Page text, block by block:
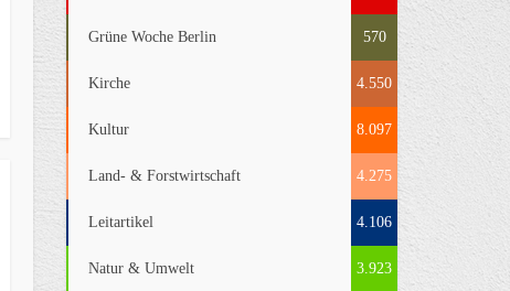
Grüne Woche Berlin 570
Kirche 4.550
Kultur 8.097
Land- & Forstwirtschaft 4.275
Leitartikel 4.106
Natur & Umwelt 3.923